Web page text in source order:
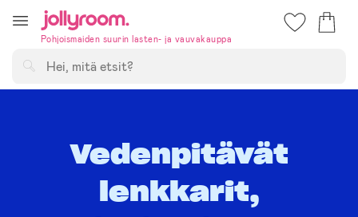
till
innehålletPohjoismaiden suurin lasten- ja vauvakauppa
Vedenpitävät
lenkkarit,